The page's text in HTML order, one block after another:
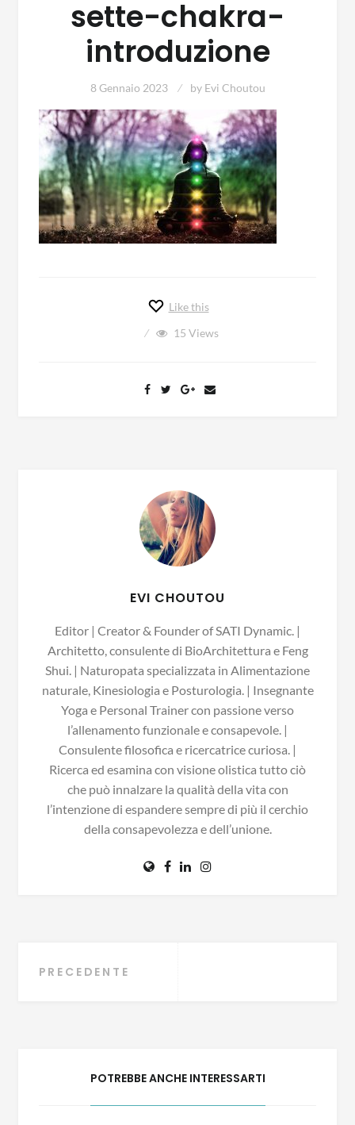
sette-chakra-
introduzione
8 Gennaio 2023 by Evi Choutou
Like this
15 Views
EVI CHOUTOU
Editor | Creator & Founder of SATI Dynamic. |
Architetto, consulente di BioArchitettura e Feng
Shui. | Naturopata specializzata in Alimentazione
naturale, Kinesiologia e Posturologia. | Insegnante
Yoga e Personal Trainer con passione verso
l’allenamento funzionale e consapevole. |
Consulente filosofica e ricercatrice curiosa. |
Ricerca ed esamina con visione olistica tutto ciò
che può innalzare la qualità della vita con
l’intenzione di espandere sempre di più il cerchio
della consapevolezza e dell’unione.
Navigazione
PRECEDENTE
POTREBBE ANCHE INTERESSARTI